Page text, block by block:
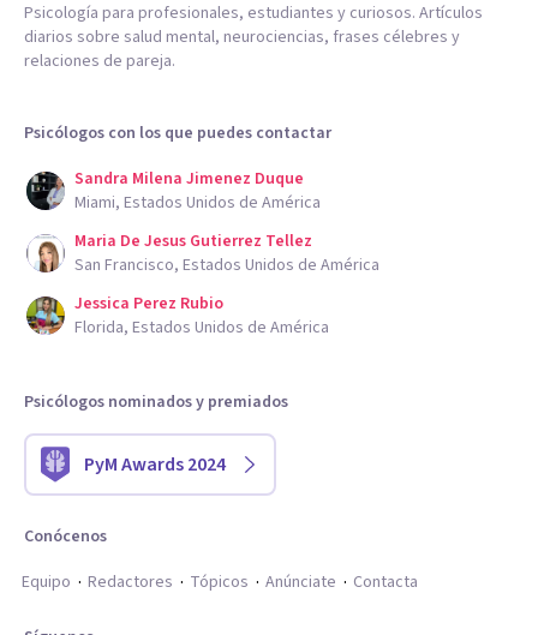
Psicología para profesionales, estudiantes y curiosos. Artículos
diarios sobre salud mental, neurociencias, frases célebres y
relaciones de pareja.
Psicólogos con los que puedes contactar
Sandra Milena Jimenez Duque
Miami, Estados Unidos de América
Maria De Jesus Gutierrez Tellez
San Francisco, Estados Unidos de América
Jessica Perez Rubio
Florida, Estados Unidos de América
Psicólogos nominados y premiados
PyM Awards 2024
Conócenos
Equipo
Redactores Tópicos Anúnciate Contacta